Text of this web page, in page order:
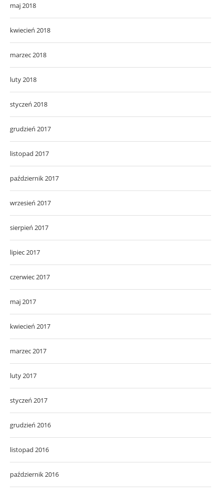
maj 2018
kwiecień 2018
marzec 2018
luty 2018
styczeń 2018
grudzień 2017
listopad 2017
październik 2017
wrzesień 2017
sierpień 2017
lipiec 2017
czerwiec 2017
maj 2017
kwiecień 2017
marzec 2017
luty 2017
styczeń 2017
grudzień 2016
listopad 2016
październik 2016